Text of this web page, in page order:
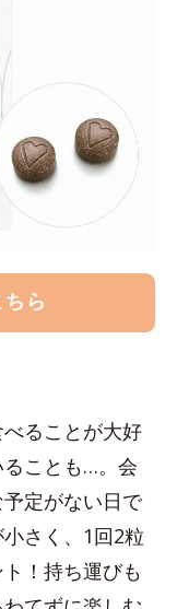
ることが大好
ることも…。会
定がない日で
さく、1回2粒
！持ち運びも